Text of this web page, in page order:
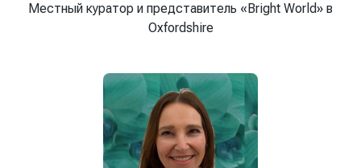
Местный куратор и представитель «Bright World» в
Oxfordshire